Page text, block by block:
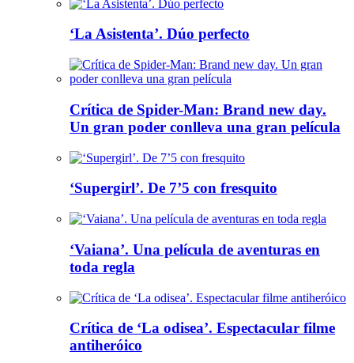
‘La Asistenta’. Dúo perfecto
Crítica de Spider-Man: Brand new day.
Un gran poder conlleva una gran película
‘Supergirl’. De 7’5 con fresquito
‘Vaiana’. Una película de aventuras en
toda regla
Crítica de ‘La odisea’. Espectacular filme
antiheróico